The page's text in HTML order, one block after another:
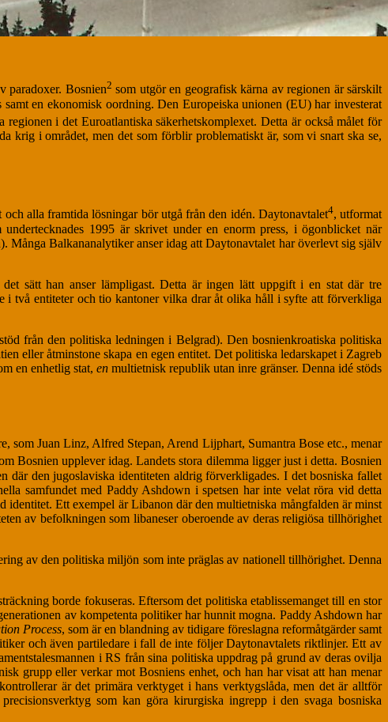
paradoxer. Bosnien2 som utgör en geografisk kärna av regionen är särskilt
en ekonomisk oordning. Den Europeiska unionen (EU) har investerat
i det Euroatlantiska säkerhetskomplexet. Detta är också målet för
krig i området, men det som förblir problematiskt är, som vi snart ska se,
och alla framtida lösningar bör utgå från den idén. Daytonavtalet4, utformat
1995 är skrivet under en enorm press, i ögonblicket när
Många Balkananalytiker anser idag att Daytonavtalet har överlevt sig själv
sätt han anser lämpligast. Detta är ingen lätt uppgift i en stat där tre
i två entiteter och tio kantoner vilka drar åt olika håll i syfte att förverkliga
från den politiska ledningen i Belgrad). Den bosnienkroatiska politiska
eller åtminstone skapa en egen entitet. Det politiska ledarskapet i Zagreb
en enhetlig stat, enmultietnisk republik utan inre gränser. Denna idé stöds
som Juan Linz, Alfred Stepan, Arend Lijphart, Sumantra Bose etc., menar
Bosnien upplever idag. Landets stora dilemma ligger just i detta. Bosnien
där den jugoslaviska identiteten aldrig förverkligades. I det bosniska fallet
samfundet med Paddy Ashdown i spetsen har inte velat röra vid detta
Ett exempel är Libanon där den multietniska mångfalden är minst
av befolkningen som libaneser oberoende av deras religiösa tillhörighet
av den politiska miljön som inte präglas av nationell tillhörighet. Denna
borde fokuseras. Eftersom det politiska etablissemanget till en stor
av kompetenta politiker har hunnit mogna. Paddy Ashdown har
Process, som är en blandning av tidigare föreslagna reformåtgärder samt
och även partiledare i fall de inte följer Daytonavtalets riktlinjer. Ett av
i RS från sina politiska uppdrag på grund av deras ovilja
grupp eller verkar mot Bosniens enhet, och han har visat att han menar
är det primära verktyget i hans verktygslåda, men det är alltför
som kan göra kirurgiska ingrepp i den svaga bosniska